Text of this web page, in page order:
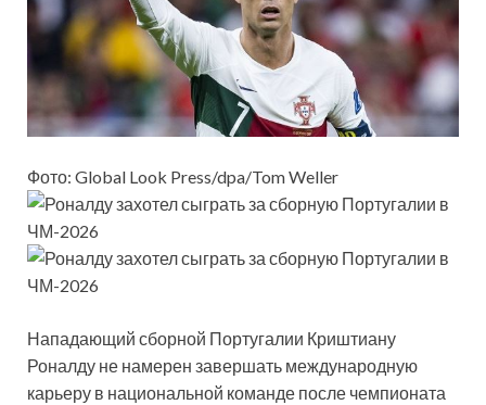
Фото: Global Look Press/dpa/Tom Weller
Нападающий сборной Португалии Криштиану
Роналду не намерен завершать международную
карьеру в национальной команде после чемпионата